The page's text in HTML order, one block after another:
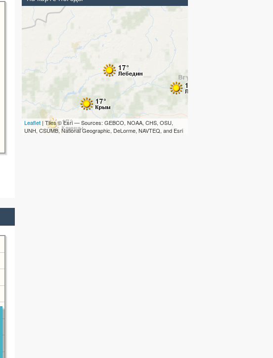
Leaflet | Tiles © Esri — Sources: GEBCO, NOAA, CHS, OSU,
UNH, CSUMB, National Geographic, DeLorme, NAVTEQ, and Esri